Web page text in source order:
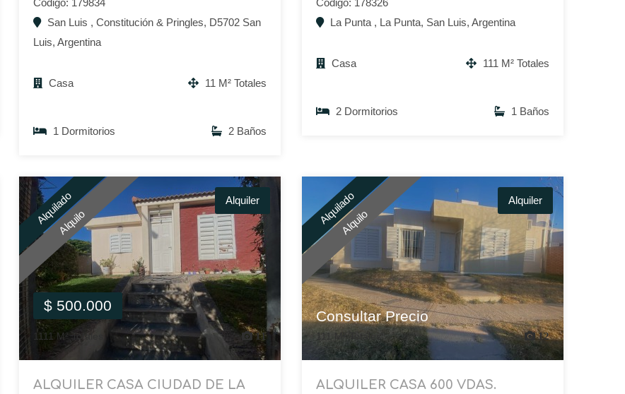
San Luis , Constitución & Pringles, D5702 San
Luis, Argentina
Casa 11 M² Totales
1 Dormitorios 2 Baños
La Punta , La Punta, San Luis, Argentina
Casa 111 M² Totales
2 Dormitorios 1 Baños
Alquilado
Alquilo
Alquiler
$ 500.000
1111 M² Totales 11
ALQUILER CASA CIUDAD DE LA
Alquilado
Alquilo
Alquiler
Consultar Precio
111 M² Totales 12
ALQUILER CASA 600 VDAS.